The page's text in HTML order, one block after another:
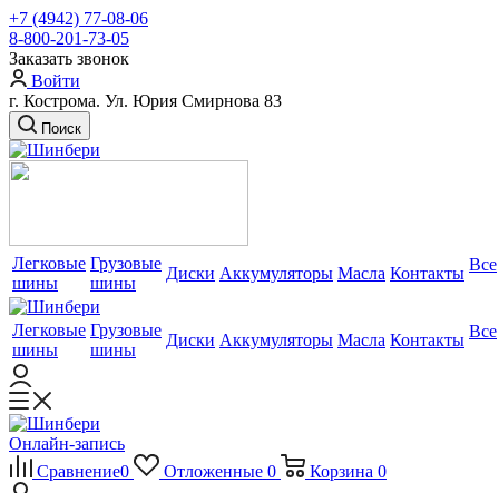
+7 (4942) 77-08-06
8-800-201-73-05
Заказать звонок
Войти
г. Кострома. Ул. Юрия Смирнова 83
Поиск
Легковые
шины
Грузовые
шины
Диски Аккумуляторы Масла Контакты Все
Легковые
шины
Грузовые
шины
Диски Аккумуляторы Масла Контакты Все
Онлайн-запись
Сравнение0 Отложенные 0 Корзина 0